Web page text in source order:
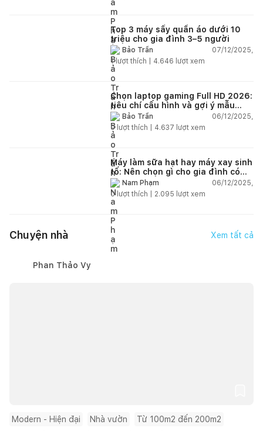
Top 3 máy sấy quần áo dưới 10
triệu cho gia đình 3–5 người
Bảo Trần
07/12/2025,
1lượt thích | 4.646 lượt xem
Chọn laptop gaming Full HD 2026:
tiêu chí cấu hình và gợi ý mẫu
đáng mua
Bảo Trần
06/12/2025,
0lượt thích | 4.637 lượt xem
Máy làm sữa hạt hay máy xay sinh
tố: Nên chọn gì cho gia đình có
trẻ nhỏ (2–4 người)?
Nam Phạm
06/12/2025,
0lượt thích | 2.095 lượt xem
Chuyện nhà Xem tất cả
Phan Thảo Vy
Modern - Hiện đại Nhà vườn Từ 100m2 đến 200m2